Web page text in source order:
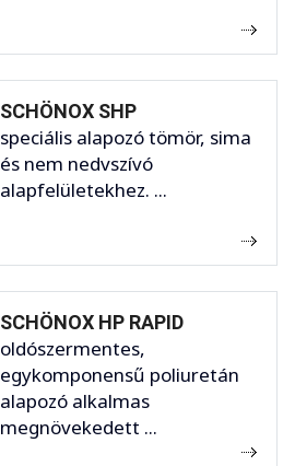
SCHÖNOX SHP
speciális alapozó tömör, sima
és nem nedvszívó
alapfelületekhez. ...
SCHÖNOX HP RAPID
oldószermentes,
egykomponensű poliuretán
alapozó alkalmas
megnövekedett ...